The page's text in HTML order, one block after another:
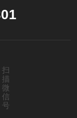
扫
描
微
信
号